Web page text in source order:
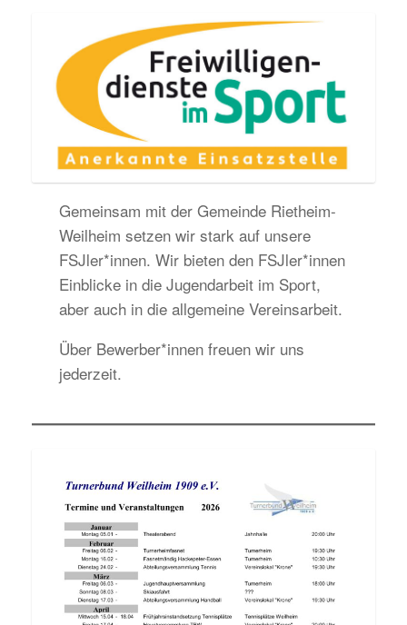
Gemeinsam mit der Gemeinde Rietheim-
Weilheim setzen wir stark auf unsere
FSJler*innen. Wir bieten den FSJler*innen
Einblicke in die Jugendarbeit im Sport,
aber auch in die allgemeine Vereinsarbeit.
Über Bewerber*innen freuen wir uns
jederzeit.